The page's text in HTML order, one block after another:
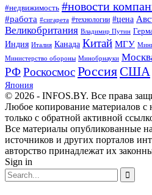
#недвижимость #новости
#работа #сигарета #технологии #цена
Великобритания Владимир Путин
Индия Италия Канада Китай МГУ
Министерство обороны Минобрнауки
РФРоскосмосРоссияСША
Япония
© 2026 - INFOS.BY. Все права
Любое копирование материалов с
только с обратной активной
Все материалы опубликованные
источников и других порталов
авторство принадлежат их
Sign in